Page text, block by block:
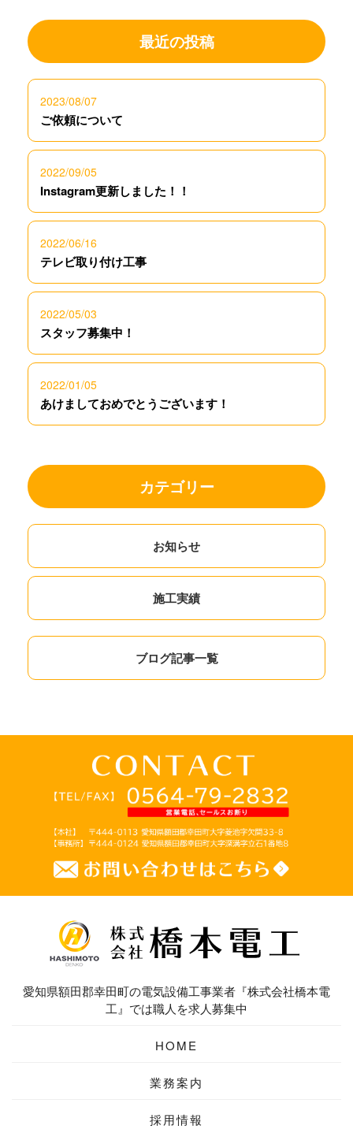
最近の投稿
2023/08/07
ご依頼について
2022/09/05
Instagram更新しました！！
2022/06/16
テレビ取り付け工事
2022/05/03
スタッフ募集中！
2022/01/05
あけましておめでとうございます！
カテゴリー
お知らせ
施工実績
ブログ記事一覧
愛知県額田郡幸田町の電気設備工事業者『株式会社橋本電
工』では職人を求人募集中
HOME
業務案内
採用情報